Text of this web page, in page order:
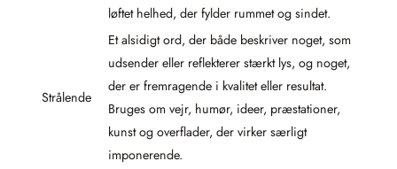
løftet helhed, der fylder rummet og sindet.
Strålende
Et alsidigt ord, der både beskriver noget, som
udsender eller reflekterer stærkt lys, og noget,
der er fremragende i kvalitet eller resultat.
Bruges om vejr, humør, ideer, præstationer,
kunst og overflader, der virker særligt
imponerende.